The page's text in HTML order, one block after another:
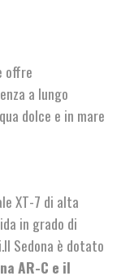
offre
a lungo
dolce e in mare
XT-7 di alta
in grado di
Sedona è dotato
AR-C e il